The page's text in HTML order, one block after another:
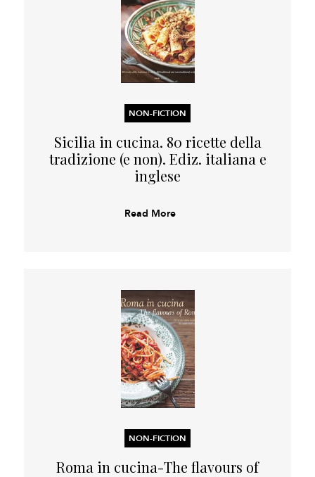
NON-FICTION
Sicilia in cucina. 80 ricette della
tradizione (e non). Ediz. italiana e
inglese
Read More
NON-FICTION
Roma in cucina-The flavours of